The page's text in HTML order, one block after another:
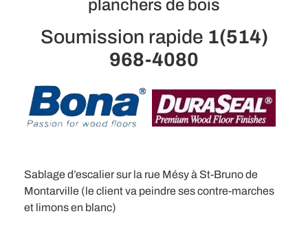
planchers de bois
Soumission rapide 1(514)
968-4080
Sablage d’escalier sur la rue Mésy à St-Bruno de
Montarville (le client va peindre ses contre-marches
et limons en blanc)